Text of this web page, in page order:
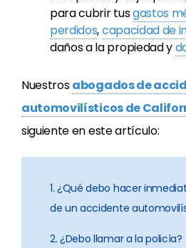
para cubrir tusgastos
perdidos,capacidad de
daños a la propiedad y
Nuestrosabogados de
automovilísticos de
siguiente en este artículo:
1. ¿Qué debo hacer
de un accidente
2. ¿Debo llamar a la policía?